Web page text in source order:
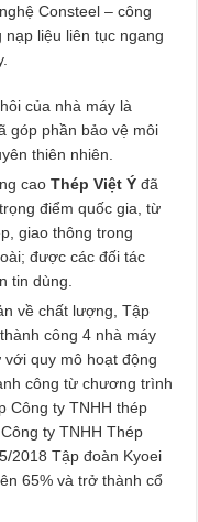
Consteel – công
liệu liên tục ngang
của nhà máy là
góp phần bảo vệ môi
thiên nhiên.
caoThép Việt Ýđã
điểm quốc gia, từ
giao thông trong
được các đối tác
tin dùng.
về chất lượng, Tập
công 4 nhà máy
quy mô hoạt động
công từ chương trình
Công ty TNHH thép
ty TNHH Thép
2018 Tập đoàn Kyoei
65% và trở thành cổ